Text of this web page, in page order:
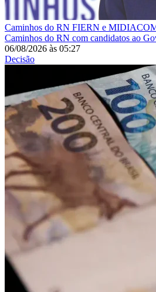
Caminhos do RN FIERN e
Caminhos do RN com candidatos ao
06/08/2026 às 05:27
Decisão